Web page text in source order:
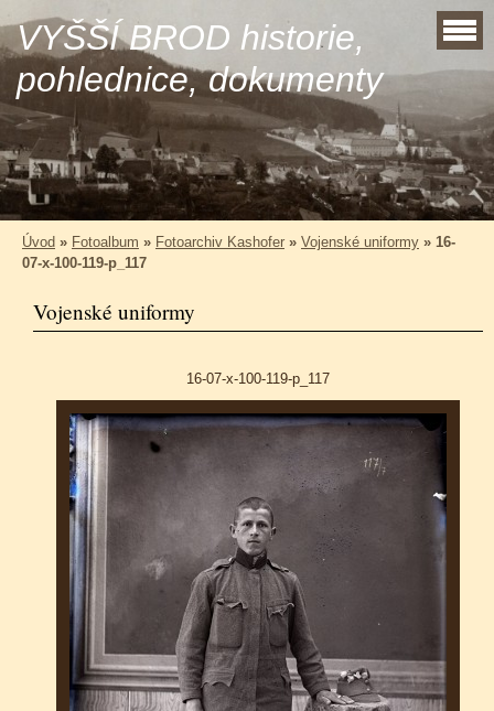
VYŠŠÍ BROD historie,
pohlednice, dokumenty
Úvod » Fotoalbum » Fotoarchiv Kashofer » Vojenské uniformy » 16-
07-x-100-119-p_117
Vojenské uniformy
16-07-x-100-119-p_117